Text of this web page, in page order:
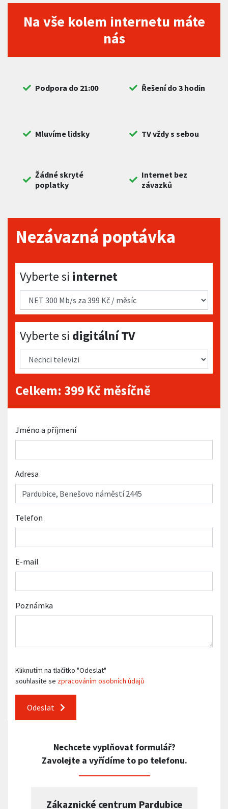
Na vše kolem internetu máte
nás
Podpora do 21:00 Řešení do 3 hodin
Mluvíme lidsky TV vždy s sebou
Žádné skryté
poplatky
Internet bez
závazků
Nezávazná poptávka
Vyberte si internet
Vyberte si internet
Vyberte si digitální TV
Vyberte si digitální TV
Celkem: 399 Kč měsíčně
Jméno a příjmení
Adresa
Telefon
E-mail
Poznámka
Kliknutím na tlačítko "Odeslat"
souhlasíte se zpracováním osobních údajů
Odeslat
Nechcete vyplňovat formulář?
Zavolejte a vyřídíme to po telefonu.
Zákaznické centrum Pardubice